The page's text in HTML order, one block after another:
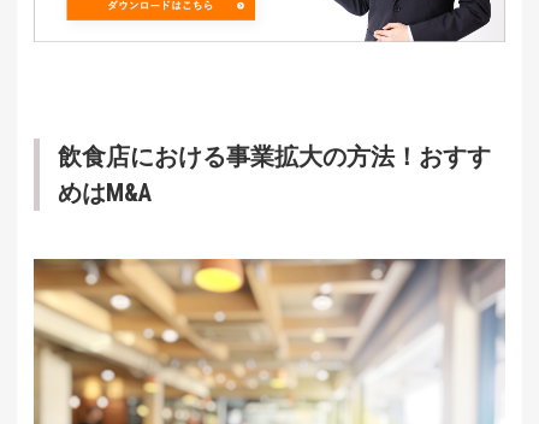
飲食店における事業拡大の方法！おすす
めはM&A